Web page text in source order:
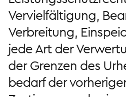
Vervielfältigung,
Verbreitung,
jede Art der
der Grenzen des
bedarf der